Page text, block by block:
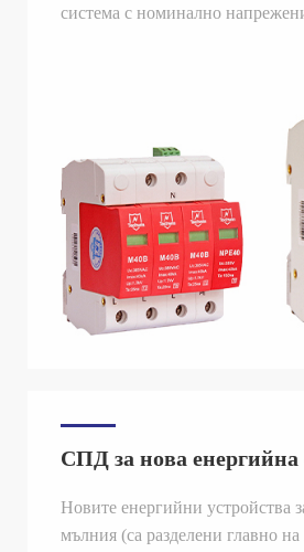
система с номинално
СПД за нова енергийна
Новите енергийни устройства
мълния (са разделени главно